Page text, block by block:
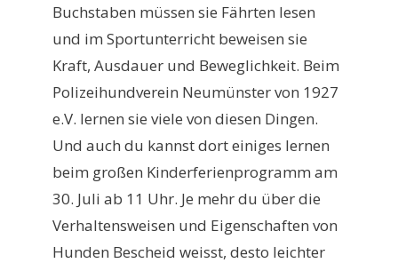
Buchstaben müssen sie Fährten lesen
und im Sportunterricht beweisen sie
Kraft, Ausdauer und Beweglichkeit. Beim
Polizeihundverein Neumünster von 1927
e.V. lernen sie viele von diesen Dingen.
Und auch du kannst dort einiges lernen
beim großen Kinderferienprogramm am
30. Juli ab 11 Uhr. Je mehr du über die
Verhaltensweisen und Eigenschaften von
Hunden Bescheid weisst, desto leichter